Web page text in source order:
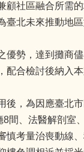
社區融合所需
北未來推動地區
優勢，達到攤商
合檢討後納入
後，為因應臺北
間、法醫解剖室
考量治喪動線